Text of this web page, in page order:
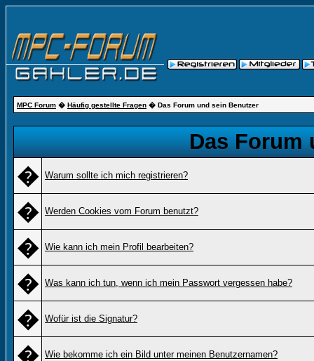
MPC Forum � Häufig gestellte Fragen � Das Forum und sein Benutzer
Das Forum
� Warum sollte ich mich registrieren?
� Werden Cookies vom Forum benutzt?
� Wie kann ich mein Profil bearbeiten?
� Was kann ich tun, wenn ich mein Passwort vergessen habe?
� Wofür ist die Signatur?
� Wie bekomme ich ein Bild unter meinen Benutzernamen?